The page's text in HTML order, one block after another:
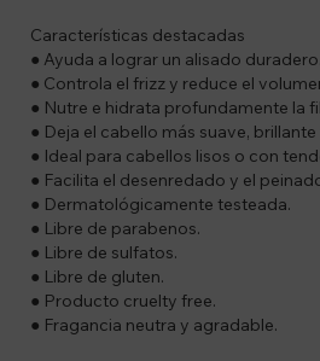
Características destacadas
● Ayuda a lograr un alisado duradero.
● Controla el frizz y reduce el
● Nutre e hidrata profundamente la
● Deja el cabello más suave,
● Ideal para cabellos lisos o con
● Facilita el desenredado y el
● Dermatológicamente testeada.
● Libre de parabenos.
● Libre de sulfatos.
● Libre de gluten.
● Producto cruelty free.
● Fragancia neutra y agradable.